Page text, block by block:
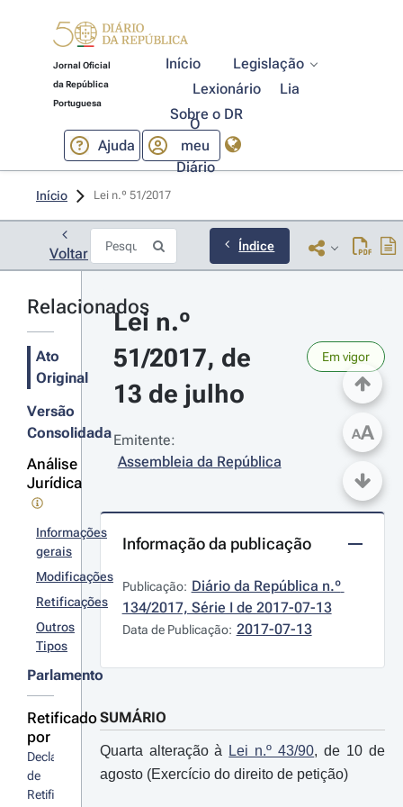
Jornal Oficial
da República
Portuguesa
Início
Legislação
Lexionário
Lia
Sobre o DR
Ajuda
O
meu
Diário
Início Lei n.º 51/2017
Voltar Índice
Relacionados
Ato
Original
Versão
Consolidada
Análise
Jurídica
Informações
gerais
Modificações
Retificações
Outros
Tipos
Parlamento
Retificado
por
Declaração
de
Retificação
Lei n.º
51/2017, de
13 de julho
Em vigor
Emitente:
Assembleia da República
Informação da publicação
Publicação: Diário da República n.º
134/2017, Série I de 2017-07-13
Data de Publicação: 2017-07-13
SUMÁRIO
Quarta alteração à Lei n.º 43/90, de 10 de
agosto (Exercício do direito de petição)
AA